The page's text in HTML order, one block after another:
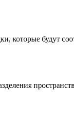
которые будут